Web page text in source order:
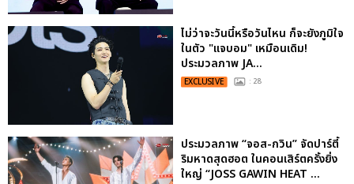
ไม่ว่าจะวันนี้หรือวันไหน ก็จะยังภูมิใจ
ในตัว "แจบอม" เหมือนเดิม!
ประมวลภาพ JA...
EXCLUSIVE : 28
ประมวลภาพ “จอส-กวิน” จัดปาร์ตี้
ริมหาดสุดฮอต ในคอนเสิร์ตครั้งยิ่ง
ใหญ่ “JOSS GAWIN HEAT ...